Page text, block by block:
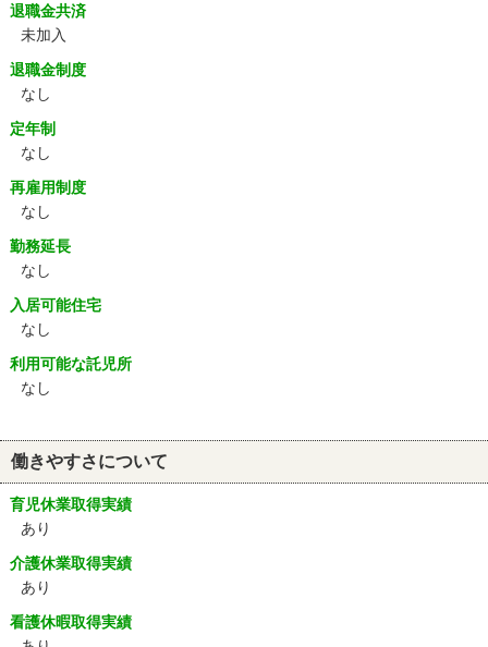
退職金共済
未加入
退職金制度
なし
定年制
なし
再雇用制度
なし
勤務延長
なし
入居可能住宅
なし
利用可能な託児所
なし
働きやすさについて
育児休業取得実績
あり
介護休業取得実績
あり
看護休暇取得実績